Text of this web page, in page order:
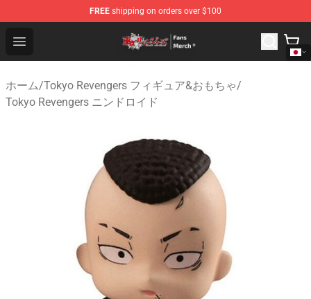
FREE shipping on orders over $100
Open menu
Tokyo Revengers Store - Official Tokyo Revengers
ホーム/Tokyo Revengers フィギュア&おもちゃ/
Tokyo Revengers ニンドロイド